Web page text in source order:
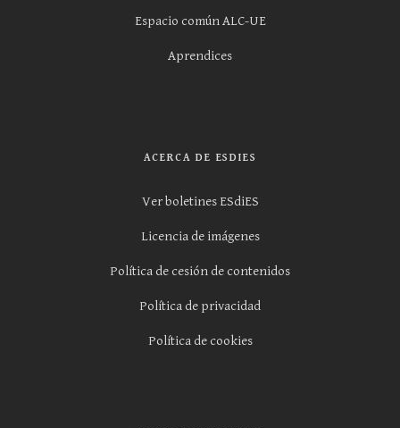
Espacio común ALC-UE
Aprendices
ACERCA DE ESDIES
Ver boletines ESdiES
Licencia de imágenes
Política de cesión de contenidos
Política de privacidad
Política de cookies